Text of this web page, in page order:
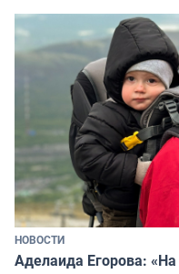
НОВОСТИ
Аделаида Егорова: